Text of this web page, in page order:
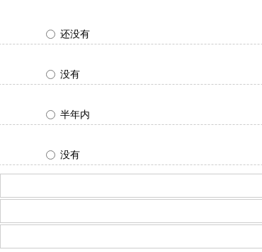
还没有
没有
半年内
没有